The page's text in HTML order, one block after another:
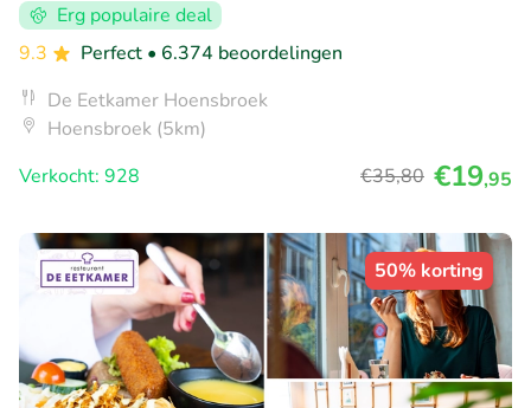
Erg populaire deal
9.3
Perfect • 6.374 beoordelingen
De Eetkamer Hoensbroek
Hoensbroek (5km)
Verkocht: 928
€35,80 €19,95
50% korting